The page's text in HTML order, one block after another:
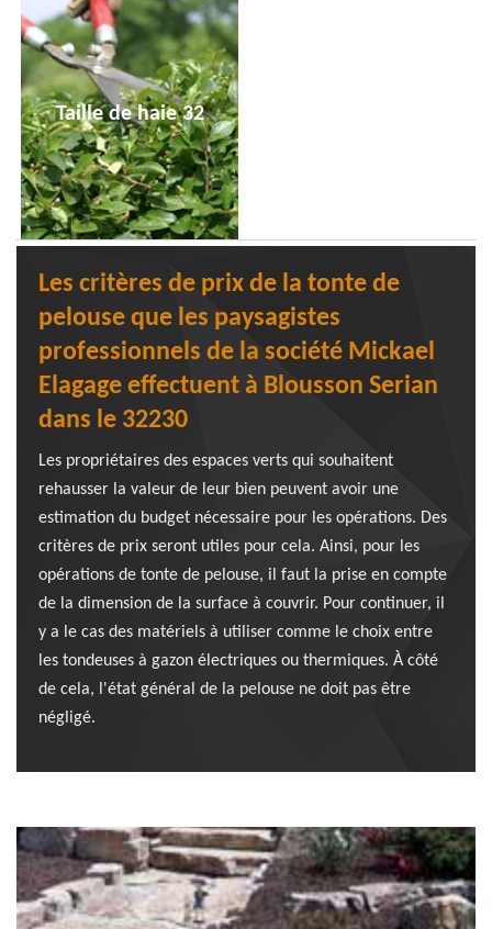
Taille de haie 32
Les critères de prix de la tonte de
pelouse que les paysagistes
professionnels de la société Mickael
Elagage effectuent à Blousson Serian
dans le 32230
Les propriétaires des espaces verts qui souhaitent
rehausser la valeur de leur bien peuvent avoir une
estimation du budget nécessaire pour les opérations. Des
critères de prix seront utiles pour cela. Ainsi, pour les
opérations de tonte de pelouse, il faut la prise en compte
de la dimension de la surface à couvrir. Pour continuer, il
y a le cas des matériels à utiliser comme le choix entre
les tondeuses à gazon électriques ou thermiques. À côté
de cela, l'état général de la pelouse ne doit pas être
négligé.